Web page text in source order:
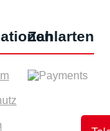
Zahlarten